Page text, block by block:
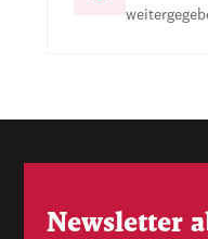
Newsletter